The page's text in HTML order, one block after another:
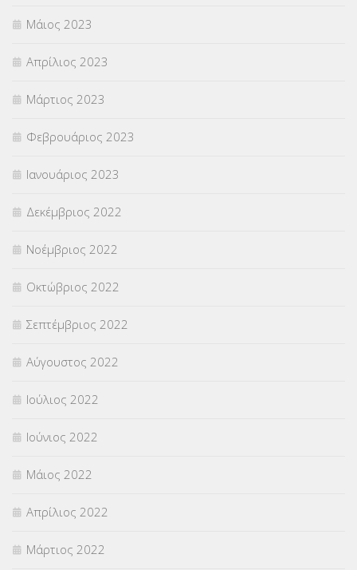
Μάιος 2023
Απρίλιος 2023
Μάρτιος 2023
Φεβρουάριος 2023
Ιανουάριος 2023
Δεκέμβριος 2022
Νοέμβριος 2022
Οκτώβριος 2022
Σεπτέμβριος 2022
Αύγουστος 2022
Ιούλιος 2022
Ιούνιος 2022
Μάιος 2022
Απρίλιος 2022
Μάρτιος 2022